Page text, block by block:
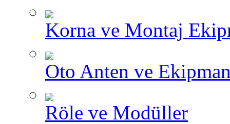
Korna ve Montaj
Oto Anten ve
Röle ve Modüller